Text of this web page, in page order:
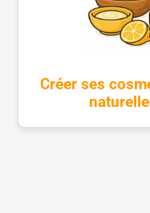
Créer ses